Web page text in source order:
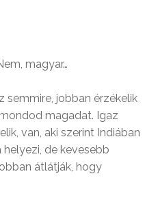
magyar…
semmire, jobban érzékelik
magadat. Igaz
van, aki szerint Indiában
helyezi, de kevesebb
átlátják, hogy